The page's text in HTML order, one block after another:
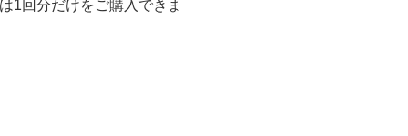
1回分だけをご購入できま